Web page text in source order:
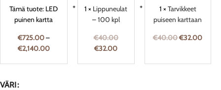
Tämä tuote: LED
puinen kartta
€725.00–
€2,140.00
1 × Lippuneulat
– 100 kpl
€40.00
€32.00
1 × Tarvikkeet
puiseen karttaan
€40.00€32.00
VÄRI